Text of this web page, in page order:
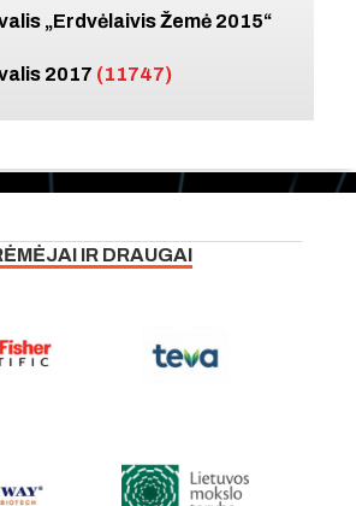
„Erdvėlaivis Žemė 2015“
2017 (11747)
IR DRAUGAI